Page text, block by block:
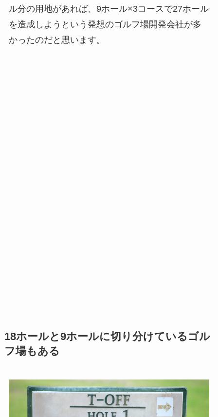
ル分の用地があれば、9ホール×3コースで27ホール
を造成しようという発想のゴルフ場開発会社が多
かったのだと思います。
18ホールと9ホールに切り分けているゴル
フ場もある